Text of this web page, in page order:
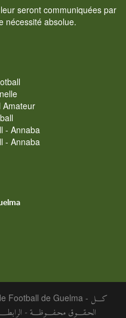
seront communiquées par
nécessité absolue.
- Annaba
- Annaba
Football de Guelma - كـــل
الحـقـــوق محـفـــوظـــة -